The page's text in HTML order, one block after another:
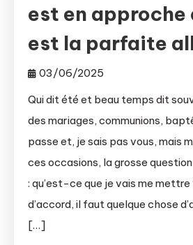
est en approche
est la parfaite
03/06/2025
Qui dit été et beau temps dit
des mariages, communions,
passe et, je sais pas vous, mais
ces occasions, la grosse
: qu’est-ce que je vais me mettre
d’accord, il faut quelque chose
[…]